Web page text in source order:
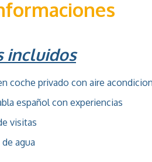
incluidos
coche privado con aire
español con experiencias
visitas
agua